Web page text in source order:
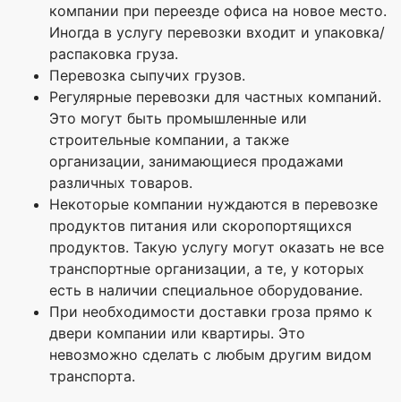
компании при переезде офиса на новое место.
Иногда в услугу перевозки входит и упаковка/
распаковка груза.
Перевозка сыпучих грузов.
Регулярные перевозки для частных компаний.
Это могут быть промышленные или
строительные компании, а также
организации, занимающиеся продажами
различных товаров.
Некоторые компании нуждаются в перевозке
продуктов питания или скоропортящихся
продуктов. Такую услугу могут оказать не все
транспортные организации, а те, у которых
есть в наличии специальное оборудование.
При необходимости доставки гроза прямо к
двери компании или квартиры. Это
невозможно сделать с любым другим видом
транспорта.